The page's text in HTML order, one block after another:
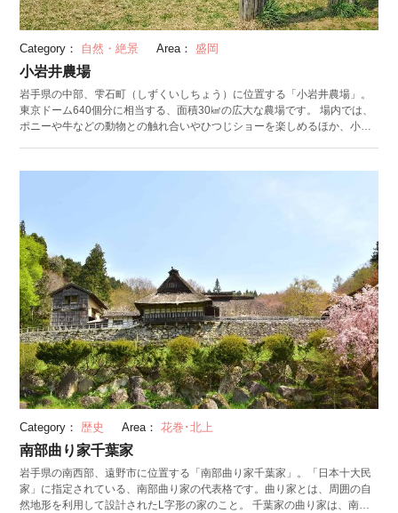
Category： 自然・絶景 Area： 盛岡
小岩井農場
岩手県の中部、雫石町（しずくいしちょう）に位置する「小岩井農場」。
東京ドーム640個分に相当する、面積30㎢の広大な農場です。 場内では、
ポニーや牛などの動物との触れ合いやひつじショーを楽しめるほか、小岩
ランやカフェでは現地でとれた卵やお肉を使ったランチメニューを味わえ
ョン、打ち上げ花火が見どころのイベントです。
Category： 歴史 Area： 花巻･北上
南部曲り家千葉家
岩手県の南西部、遠野市に位置する「南部曲り家千葉家」。「日本十大民
家」に指定されている、南部曲り家の代表格です。曲り家とは、周囲の自
然地形を利用して設計されたL字形の家のこと。 千葉家の曲り家は、南部